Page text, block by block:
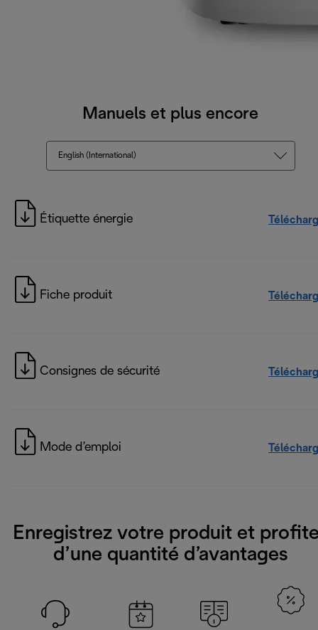
Manuels et plus encore
English (International)
Étiquette énergie
Fiche produit
Consignes de sécurité
Mode d’emploi
Enregistrez votre produit et
d’une quantité d’avantages